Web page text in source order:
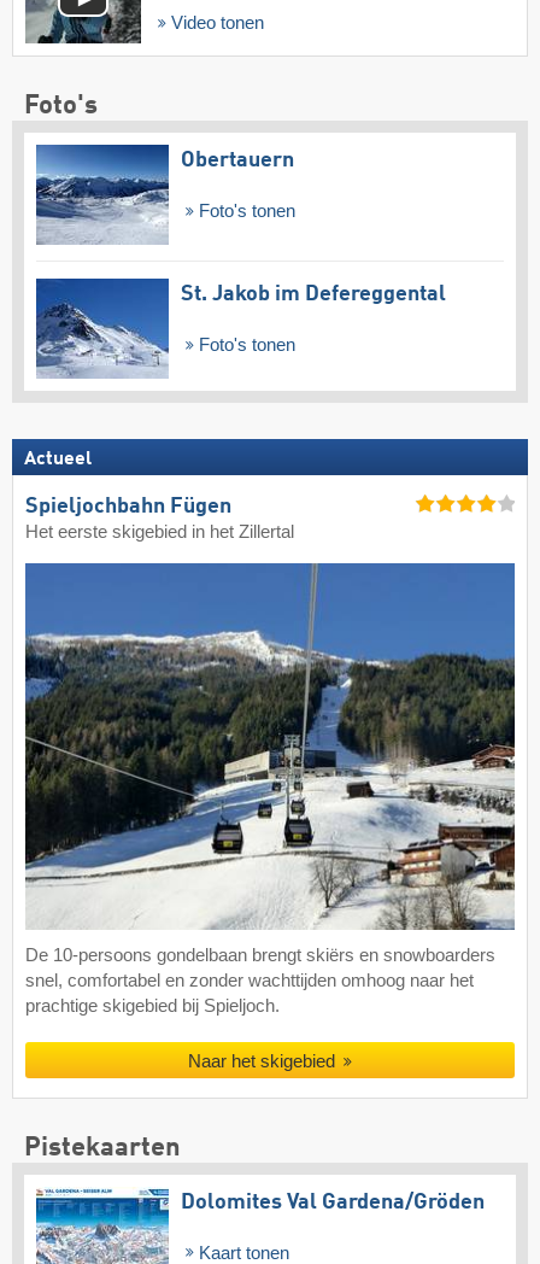
Video tonen
Foto's
Obertauern
Foto's tonen
St. Jakob im Defereggental
Foto's tonen
Actueel
Spieljochbahn Fügen
Het eerste skigebied in het Zillertal
De 10-persoons gondelbaan brengt skiërs en snowboarders
snel, comfortabel en zonder wachttijden omhoog naar het
prachtige skigebied bij Spieljoch.
Naar het skigebied
Pistekaarten
Dolomites Val Gardena/​Gröden
Kaart tonen